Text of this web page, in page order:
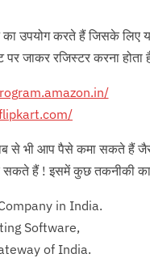
का उपयोग करते हैं जिसके
जाकर रजिस्टर करना होता
से भी आप पैसे कमा सकते हैं
सकते हैं ! इसमें कुछ तकनीकी
in India.
Software,
of India.